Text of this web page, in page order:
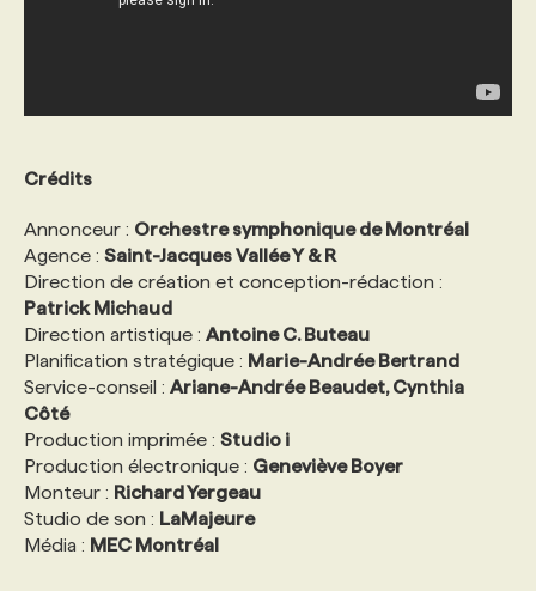
ANNONCEZ AVEC NOUS
Crédits
Annonceur : Orchestre symphonique de Montréal
Agence : Saint-Jacques Vallée Y & R
Direction de création et conception-rédaction :
Patrick Michaud
Direction artistique : Antoine C. Buteau
Planification stratégique : Marie-Andrée Bertrand
Service-conseil : Ariane-Andrée Beaudet, Cynthia
Côté
Production imprimée : Studio i
Production électronique : Geneviève Boyer
Monteur : Richard Yergeau
Studio de son : LaMajeure
Média : MEC Montréal